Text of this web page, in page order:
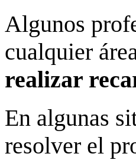
Algunos
cualquier
realizar
En algunas
resolver el